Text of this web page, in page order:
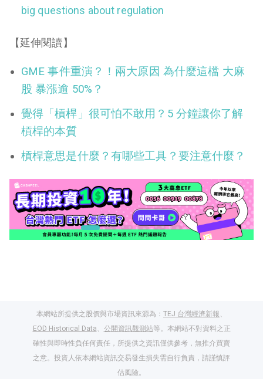
big questions about regulation
【延伸閱讀】
GME 事件重演？！兩大原因 為什麼這檔 大麻
股 暴漲逾 50%？
覺得「槓桿」很可怕不敢用？5 分鐘讓你了解
槓桿的本質
槓桿意思是什麼？有哪些工具？要注意什麼？
本網站所提供之股價與市場資訊來源為： TEJ 台灣經濟新報、
EOD Historical Data、 公開資訊觀測站等。本網站不對資料之正
確性與即時性負任何責任，所提供之資訊僅供參考，無推介買賣
之意。投資人依本網站資訊交易發生損失需自行負責，請謹慎評
估風險。